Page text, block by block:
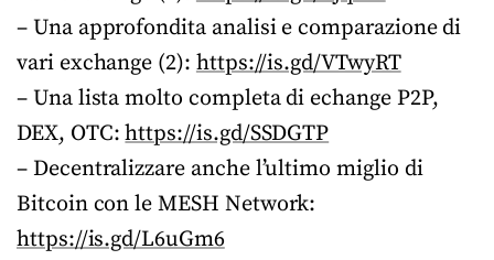
– Una approfondita analisi e comparazione di
vari exchange (2): https://is.gd/VTwyRT
– Una lista molto completa di echange P2P,
DEX, OTC:https://is.gd/SSDGTP
– Decentralizzare anche l’ultimo miglio di
Bitcoin con le MESH Network:
https://is.gd/L6uGm6